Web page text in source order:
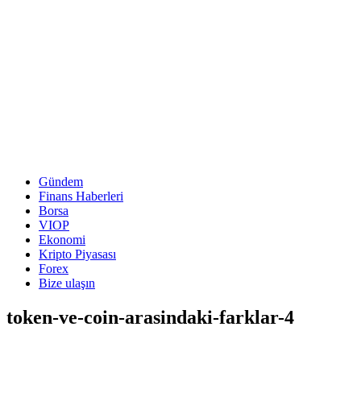
Gündem
Finans Haberleri
Borsa
VIOP
Ekonomi
Kripto Piyasası
Forex
Bize ulaşın
token-ve-coin-arasindaki-farklar-4